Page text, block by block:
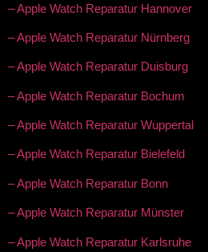
– Apple Watch Reparatur Hannover
– Apple Watch Reparatur Nürnberg
– Apple Watch Reparatur Duisburg
– Apple Watch Reparatur Bochum
– Apple Watch Reparatur Wuppertal
– Apple Watch Reparatur Bielefeld
– Apple Watch Reparatur Bonn
– Apple Watch Reparatur Münster
– Apple Watch Reparatur Karlsruhe